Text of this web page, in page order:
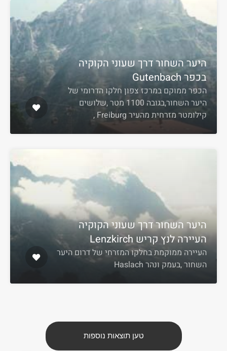
היער השחור דרך שעוני הקוקיה
בכפר Gutenbach
הכפר ממוקם במרכז צפון חלקו הדרומי של
היער השחור,בגובה 1100 מטר ,שלושים
קילומטר מזרחית מהעיר Freiburg ,
היער השחור דרך שעוני הקוקיה
העיירה לנץ קריש Lenzkirch
העיירה ממוקמת בחלקו המזרחי של דרום היער
השחור ,בעמק ונהר Haslach
טען תוצאות נוספות